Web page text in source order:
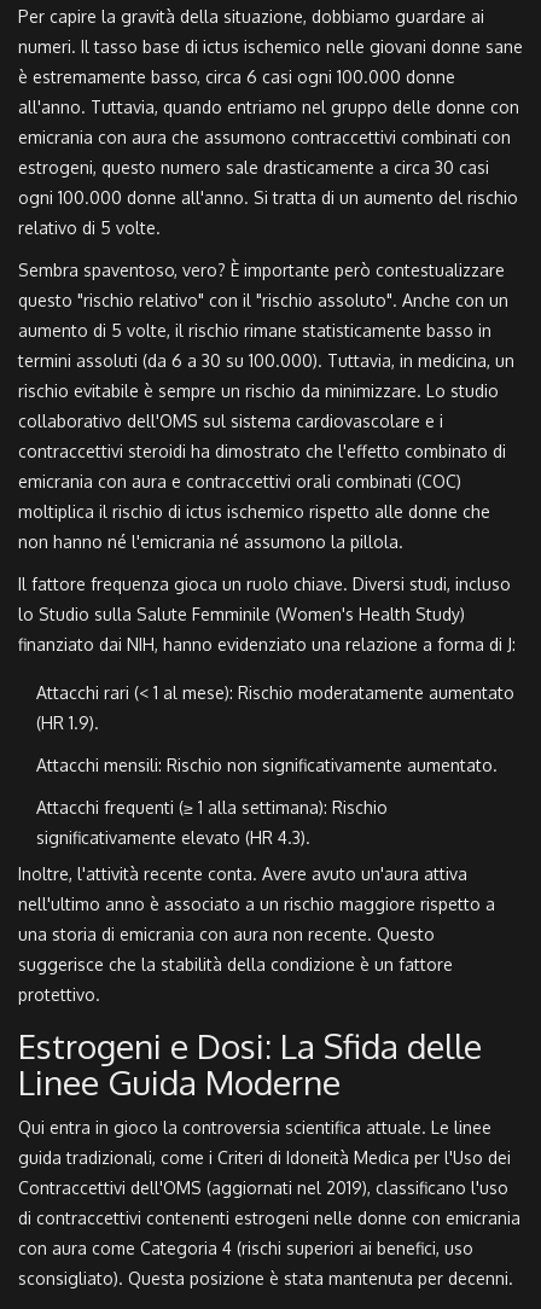
Per capire la gravità della situazione, dobbiamo guardare ai
numeri. Il tasso base di ictus ischemico nelle giovani donne sane
è estremamente basso, circa 6 casi ogni 100.000 donne
all'anno. Tuttavia, quando entriamo nel gruppo delle donne con
emicrania con aura che assumono contraccettivi combinati con
estrogeni, questo numero sale drasticamente a circa 30 casi
ogni 100.000 donne all'anno. Si tratta di un aumento del rischio
relativo di 5 volte.
Sembra spaventoso, vero? È importante però contestualizzare
questo "rischio relativo" con il "rischio assoluto". Anche con un
aumento di 5 volte, il rischio rimane statisticamente basso in
termini assoluti (da 6 a 30 su 100.000). Tuttavia, in medicina, un
rischio evitabile è sempre un rischio da minimizzare. Lo studio
collaborativo dell'OMS sul sistema cardiovascolare e i
contraccettivi steroidi ha dimostrato che l'effetto combinato di
emicrania con aura e contraccettivi orali combinati (COC)
moltiplica il rischio di ictus ischemico rispetto alle donne che
non hanno né l'emicrania né assumono la pillola.
Il fattore frequenza gioca un ruolo chiave. Diversi studi, incluso
lo Studio sulla Salute Femminile (Women's Health Study)
finanziato dai NIH, hanno evidenziato una relazione a forma di J:
Attacchi rari (< 1 al mese): Rischio moderatamente aumentato
(HR 1.9).
Attacchi mensili: Rischio non significativamente aumentato.
Attacchi frequenti (≥ 1 alla settimana): Rischio
significativamente elevato (HR 4.3).
Inoltre, l'attività recente conta. Avere avuto un'aura attiva
nell'ultimo anno è associato a un rischio maggiore rispetto a
una storia di emicrania con aura non recente. Questo
suggerisce che la stabilità della condizione è un fattore
protettivo.
Estrogeni e Dosi: La Sfida delle
Linee Guida Moderne
Qui entra in gioco la controversia scientifica attuale. Le linee
guida tradizionali, come i Criteri di Idoneità Medica per l'Uso dei
Contraccettivi dell'OMS (aggiornati nel 2019), classificano l'uso
di contraccettivi contenenti estrogeni nelle donne con emicrania
con aura come Categoria 4 (rischi superiori ai benefici, uso
sconsigliato). Questa posizione è stata mantenuta per decenni.